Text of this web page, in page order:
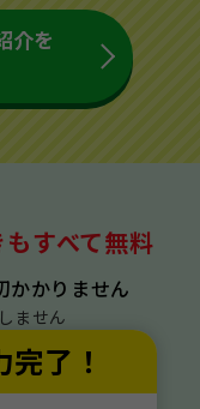
介を
すべて無料
かかりません
ません
完了！